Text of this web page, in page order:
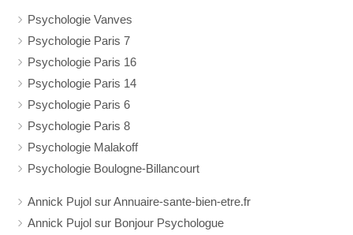
Psychologie Vanves
Psychologie Paris 7
Psychologie Paris 16
Psychologie Paris 14
Psychologie Paris 6
Psychologie Paris 8
Psychologie Malakoff
Psychologie Boulogne-Billancourt
Annick Pujol sur Annuaire-sante-bien-etre.fr
Annick Pujol sur Bonjour Psychologue